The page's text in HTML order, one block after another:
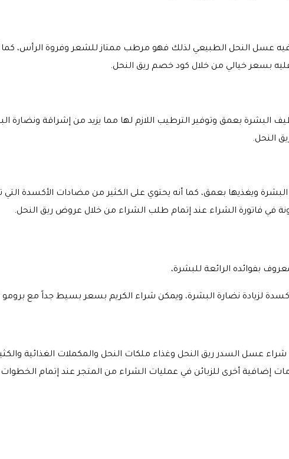
عسل النحل الطبيعي لذلك فهو مرطب ممتاز للشعر وفروة الرأس،
بسعر خيالي من خلال كود خصم ريق النحل.
بعمق وتوفير الترطيب اللازم لها مما يزيد من إشراقة ونضارة
النحل.
ويغذيها بعمق، كما أنه يحتوي على الكثير من مضادات الأكسدة
في فاتورة الشراء عند إتمام طلب الشراء من خلال عروض ريق النحل.
بفوائده الرائعة للبشرة،
لزيادة نضارة البشرة، ويمكن شراء الكريم بسعر بسيط جداً مع برومو
عسل السدر ريق النحل وغذاء ملكات النحل والمكملات الغذائية
إضافية أخرى للزبائن في عمليات الشراء من المتجر عند إتمام